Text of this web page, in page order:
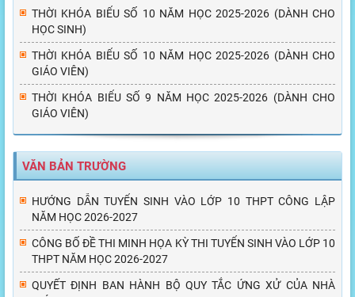
THỜI KHÓA BIỂU SỐ 10 NĂM HỌC 2025-2026 (DÀNH CHO
HỌC SINH)
THỜI KHÓA BIỂU SỐ 10 NĂM HỌC 2025-2026 (DÀNH CHO
GIÁO VIÊN)
THỜI KHÓA BIỂU SỐ 9 NĂM HỌC 2025-2026 (DÀNH CHO
GIÁO VIÊN)
VĂN BẢN TRƯỜNG
HƯỚNG DẪN TUYỂN SINH VÀO LỚP 10 THPT CÔNG LẬP
NĂM HỌC 2026-2027
CÔNG BỐ ĐỀ THI MINH HỌA KỲ THI TUYỂN SINH VÀO LỚP 10
THPT NĂM HỌC 2026-2027
QUYẾT ĐỊNH BAN HÀNH BỘ QUY TẮC ỨNG XỬ CỦA NHÀ